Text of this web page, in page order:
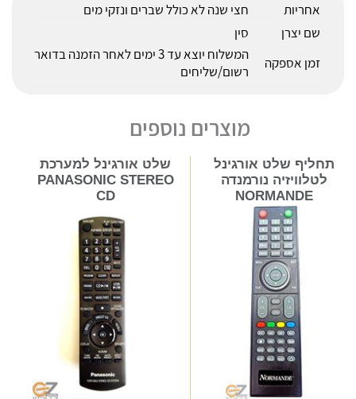
אחריות
חצי שנה לא כולל שברים ונזקי מים
שם יצרן
סין
זמן אספקה
המשלוח יוצא עד 3 ימים לאחר הזמנה בדואר
רשום/שליחים
מוצרים נוספים
תחליף שלט אורגינל
לטלוויזיה נורמנדה
NORMANDE
שלט אורגינל למערכת
PANASONIC STEREO
CD